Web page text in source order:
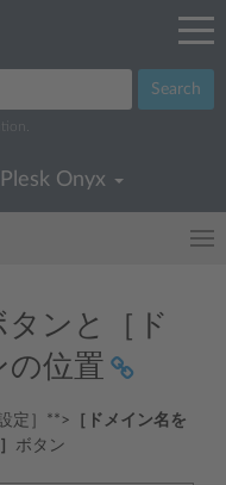
Search
Plesk Onyx
タンと［ド
の位置
定］**> ［ドメイン名を
ボタン